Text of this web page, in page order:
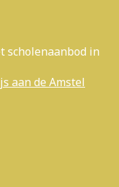
scholenaanbod in
aan de Amstel